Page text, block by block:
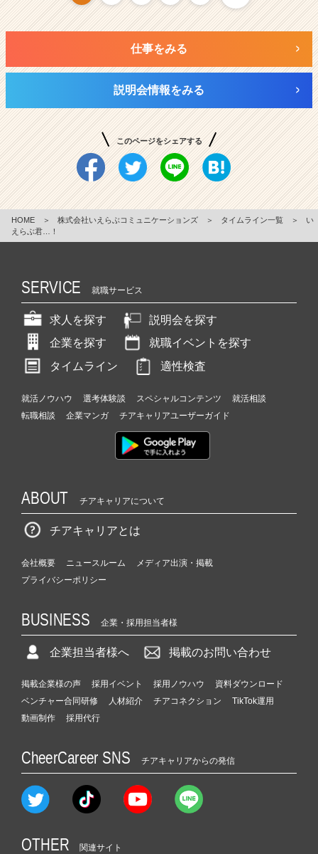
仕事をみる
説明会情報をみる
このページをシェアする
HOME ＞ 株式会社いえらぶコミュニケーションズ ＞ タイムライン一覧 ＞
い
えらぶ君…！
SERVICE 就職サービス
求人を探す
説明会を探す
企業を探す
就職イベントを探す
タイムライン
適性検査
就活ノウハウ 選考体験談 スペシャルコンテンツ
就活相談
転職相談
企業マンガ チアキャリアユーザーガイド
ABOUT チアキャリアについて
チアキャリアとは
会社概要 ニュースルーム
メディア出演・掲載
プライバシーポリシー
BUSINESS 企業・採用担当者様
企業担当者様へ 掲載のお問い合わせ
掲載企業様の声 採用イベント 採用ノウハウ
資料ダウンロード
ベンチャー合同研修
人材紹介 チアコネクション
TikTok運用
動画制作
採用代行
CheerCareer SNS チアキャリアからの発信
OTHER 関連サイト